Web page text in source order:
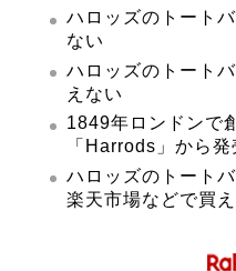
ハロッズのトート
ない
ハロッズのトート
えない
1849年ロンドンで
「Harrods」から
ハロッズのトート
楽天市場などで買